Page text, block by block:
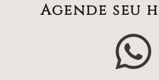
Agende seu